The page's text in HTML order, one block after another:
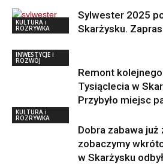
KULTURA i
ROZRYWKA
Sylwester 2025
Skarżysku.
INWESTYCJE i
ROZWÓJ
Remont
Tysiąclecia w
Przybyło miejsc
KULTURA i
ROZRYWKA
Dobra zabawa już
zobaczymy
w Skarżysku